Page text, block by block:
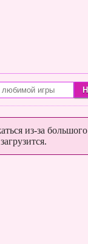
из-за большого